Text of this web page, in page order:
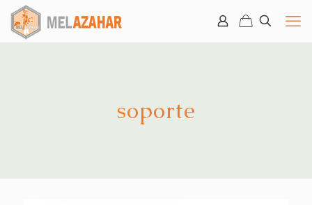
soporte